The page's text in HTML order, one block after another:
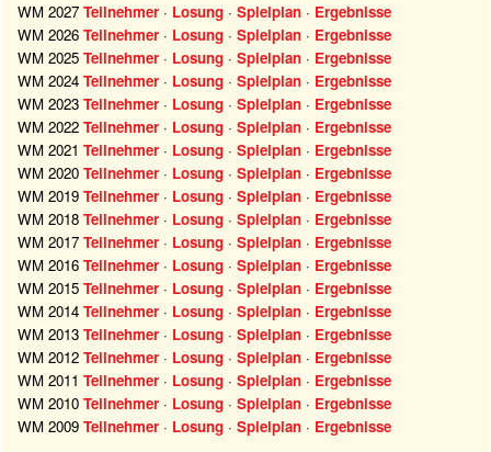
WM 2027 Teilnehmer · Losung · Spielplan · Ergebnisse
WM 2026 Teilnehmer · Losung · Spielplan · Ergebnisse
WM 2025 Teilnehmer · Losung · Spielplan · Ergebnisse
WM 2024 Teilnehmer · Losung · Spielplan · Ergebnisse
WM 2023 Teilnehmer · Losung · Spielplan · Ergebnisse
WM 2022 Teilnehmer · Losung · Spielplan · Ergebnisse
WM 2021 Teilnehmer · Losung · Spielplan · Ergebnisse
WM 2020 Teilnehmer · Losung · Spielplan · Ergebnisse
WM 2019 Teilnehmer · Losung · Spielplan · Ergebnisse
WM 2018 Teilnehmer · Losung · Spielplan · Ergebnisse
WM 2017 Teilnehmer · Losung · Spielplan · Ergebnisse
WM 2016 Teilnehmer · Losung · Spielplan · Ergebnisse
WM 2015 Teilnehmer · Losung · Spielplan · Ergebnisse
WM 2014 Teilnehmer · Losung · Spielplan · Ergebnisse
WM 2013 Teilnehmer · Losung · Spielplan · Ergebnisse
WM 2012 Teilnehmer · Losung · Spielplan · Ergebnisse
WM 2011 Teilnehmer · Losung · Spielplan · Ergebnisse
WM 2010 Teilnehmer · Losung · Spielplan · Ergebnisse
WM 2009 Teilnehmer · Losung · Spielplan · Ergebnisse